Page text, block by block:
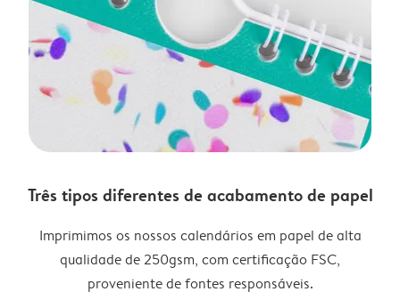
Três tipos diferentes de acabamento de papel
Imprimimos os nossos calendários em papel de alta
qualidade de 250gsm, com certificação FSC,
proveniente de fontes responsáveis.